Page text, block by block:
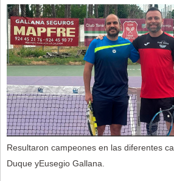
Resultaron campeones en las diferentes
Duque yEusegio Gallana.